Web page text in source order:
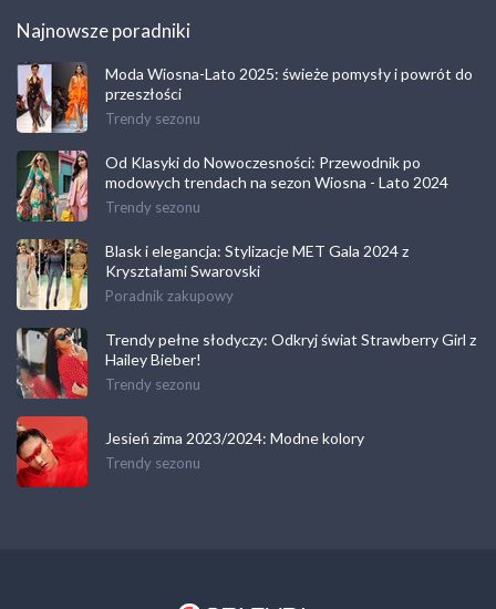
Najnowsze poradniki
Moda Wiosna-Lato 2025: świeże pomysły i powrót do
przeszłości
Trendy sezonu
Od Klasyki do Nowoczesności: Przewodnik po
modowych trendach na sezon Wiosna - Lato 2024
Trendy sezonu
Blask i elegancja: Stylizacje MET Gala 2024 z
Kryształami Swarovski
Poradnik zakupowy
Trendy pełne słodyczy: Odkryj świat Strawberry Girl z
Hailey Bieber!
Trendy sezonu
Jesień zima 2023/2024: Modne kolory
Trendy sezonu